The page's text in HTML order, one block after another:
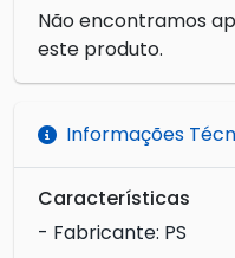
Não encontramos
este produto.
Informações
Características
- Fabricante: PS